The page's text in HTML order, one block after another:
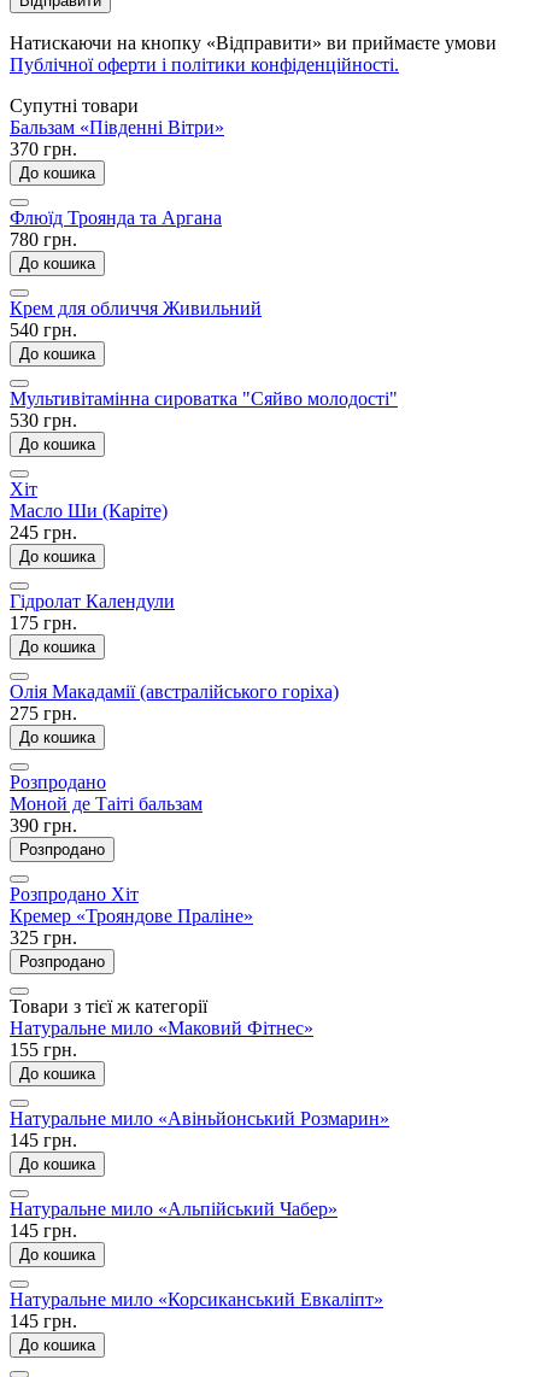
Натискаючи на кнопку «Відправити» ви приймаєте умови
Публічної оферти і політики конфіденційності.
Супутні товари
Бальзам «Південні Вітри»
370 грн.
До кошика
Флюїд Троянда та Аргана
780 грн.
До кошика
Крем для обличчя Живильний
540 грн.
До кошика
Мультивітамінна сироватка "Сяйво молодості"
530 грн.
До кошика
Хіт
Масло Ши (Каріте)
245 грн.
До кошика
Гідролат Календули
175 грн.
До кошика
Олія Макадамії (австралійського горіха)
275 грн.
До кошика
Розпродано
Моной де Таіті бальзам
390 грн.
Розпродано
Розпродано Хіт
Кремер «Трояндове Праліне»
325 грн.
Розпродано
Товари з тієї ж категорії
Натуральне мило «Маковий Фітнес»
155 грн.
До кошика
Натуральне мило «Авіньйонський Розмарин»
145 грн.
До кошика
Натуральне мило «Альпійський Чабер»
145 грн.
До кошика
Натуральне мило «Корсиканський Евкаліпт»
145 грн.
До кошика